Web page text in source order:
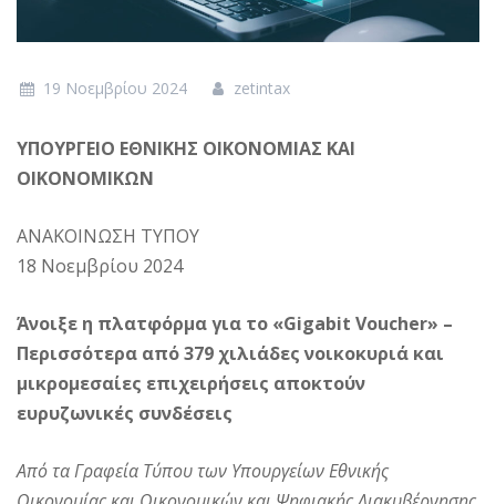
19 Νοεμβρίου 2024 zetintax
ΥΠΟΥΡΓΕΙΟ ΕΘΝΙΚΗΣ ΟΙΚΟΝΟΜΙΑΣ ΚΑΙ
ΟΙΚΟΝΟΜΙΚΩΝ
ΑΝΑΚΟΙΝΩΣΗ ΤΥΠΟΥ
18 Νοεμβρίου 2024
Άνοιξε η πλατφόρμα για το «Gigabit Voucher» –
Περισσότερα από 379 χιλιάδες νοικοκυριά και
μικρομεσαίες επιχειρήσεις αποκτούν
ευρυζωνικές συνδέσεις
Από τα Γραφεία Τύπου των Υπουργείων Εθνικής